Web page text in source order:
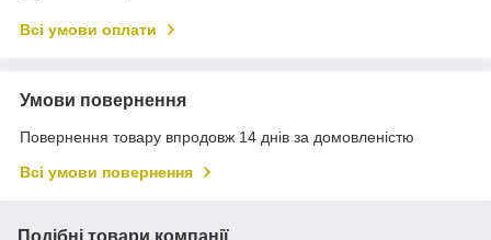
Всі умови оплати
Умови повернення
Повернення товару впродовж 14 днів за домовленістю
Всі умови повернення